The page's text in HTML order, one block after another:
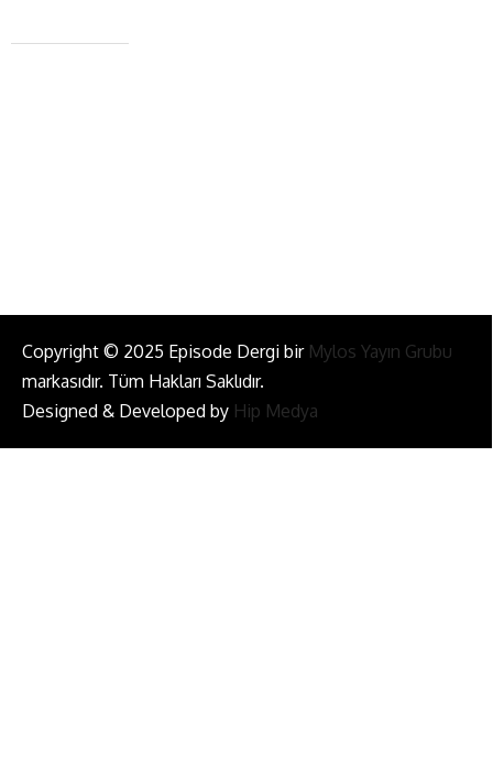
+90 543 345 46 00
Copyright © 2025 Episode Dergi bir Mylos Yayın Grubu
markasıdır. Tüm Hakları Saklıdır.
Designed & Developed by Hip Medya